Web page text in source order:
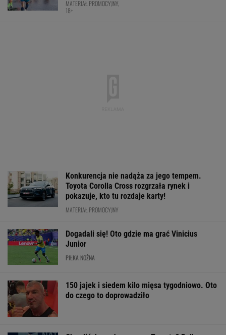
MATERIAŁ PROMOCYJNY,
18+
Konkurencja nie nadąża za jego tempem.
Toyota Corolla Cross rozgrzała rynek i
pokazuje, kto tu rozdaje karty!
MATERIAŁ PROMOCYJNY
Dogadali się! Oto gdzie ma grać Vinicius
Junior
PIŁKA NOŻNA
150 jajek i siedem kilo mięsa tygodniowo. Oto
do czego to doprowadziło